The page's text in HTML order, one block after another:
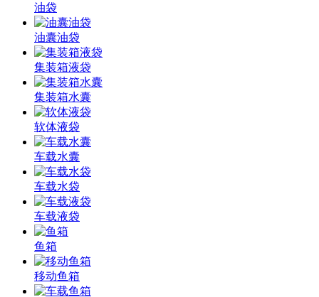
油袋
油囊油袋
集装箱液袋
集装箱水囊
软体液袋
车载水囊
车载水袋
车载液袋
鱼箱
移动鱼箱